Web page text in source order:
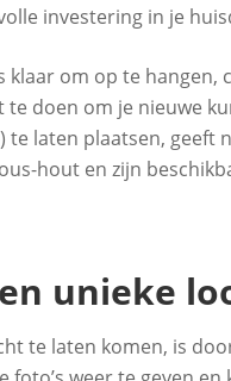
investering in je
om op te
doen om je nieuwe
laten plaatsen, geeft
hout en zijn
unieke
te laten komen, is